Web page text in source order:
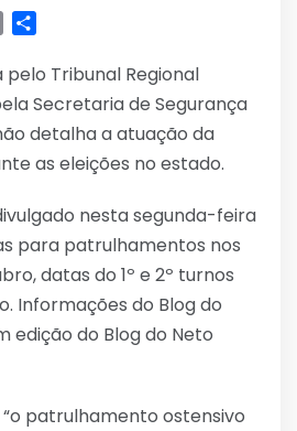
Copy
Tribunal Regional
Secretaria de Segurança
detalha a atuação da
as eleições no estado.
nesta segunda-feira
para patrulhamentos nos
datas do 1º e 2º turnos
Informações do Blog do
edição do Blog do Neto
patrulhamento ostensivo